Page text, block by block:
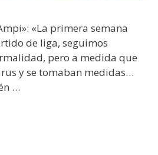
«La primera semana
de liga, seguimos
pero a medida que
y se tomaban medidas…
…